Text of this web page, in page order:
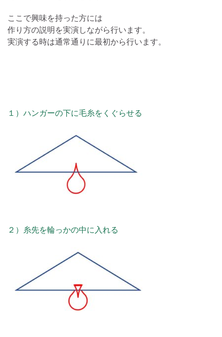
ここで興味を持った方には
作り方の説明を実演しながら行います。
実演する時は通常通りに最初から行います。
１）ハンガーの下に毛糸をくぐらせる
２）糸先を輪っかの中に入れる